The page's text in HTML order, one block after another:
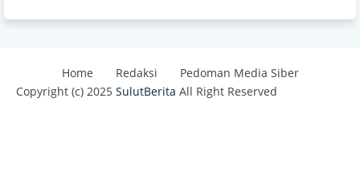
Home Redaksi
Pedoman Media Siber
Copyright (c) 2025 SulutBerita All Right Reserved